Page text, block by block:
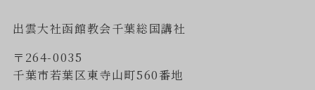
出雲大社函館教会千葉総国講社
〒264-0035
千葉市若葉区東寺山町560番地